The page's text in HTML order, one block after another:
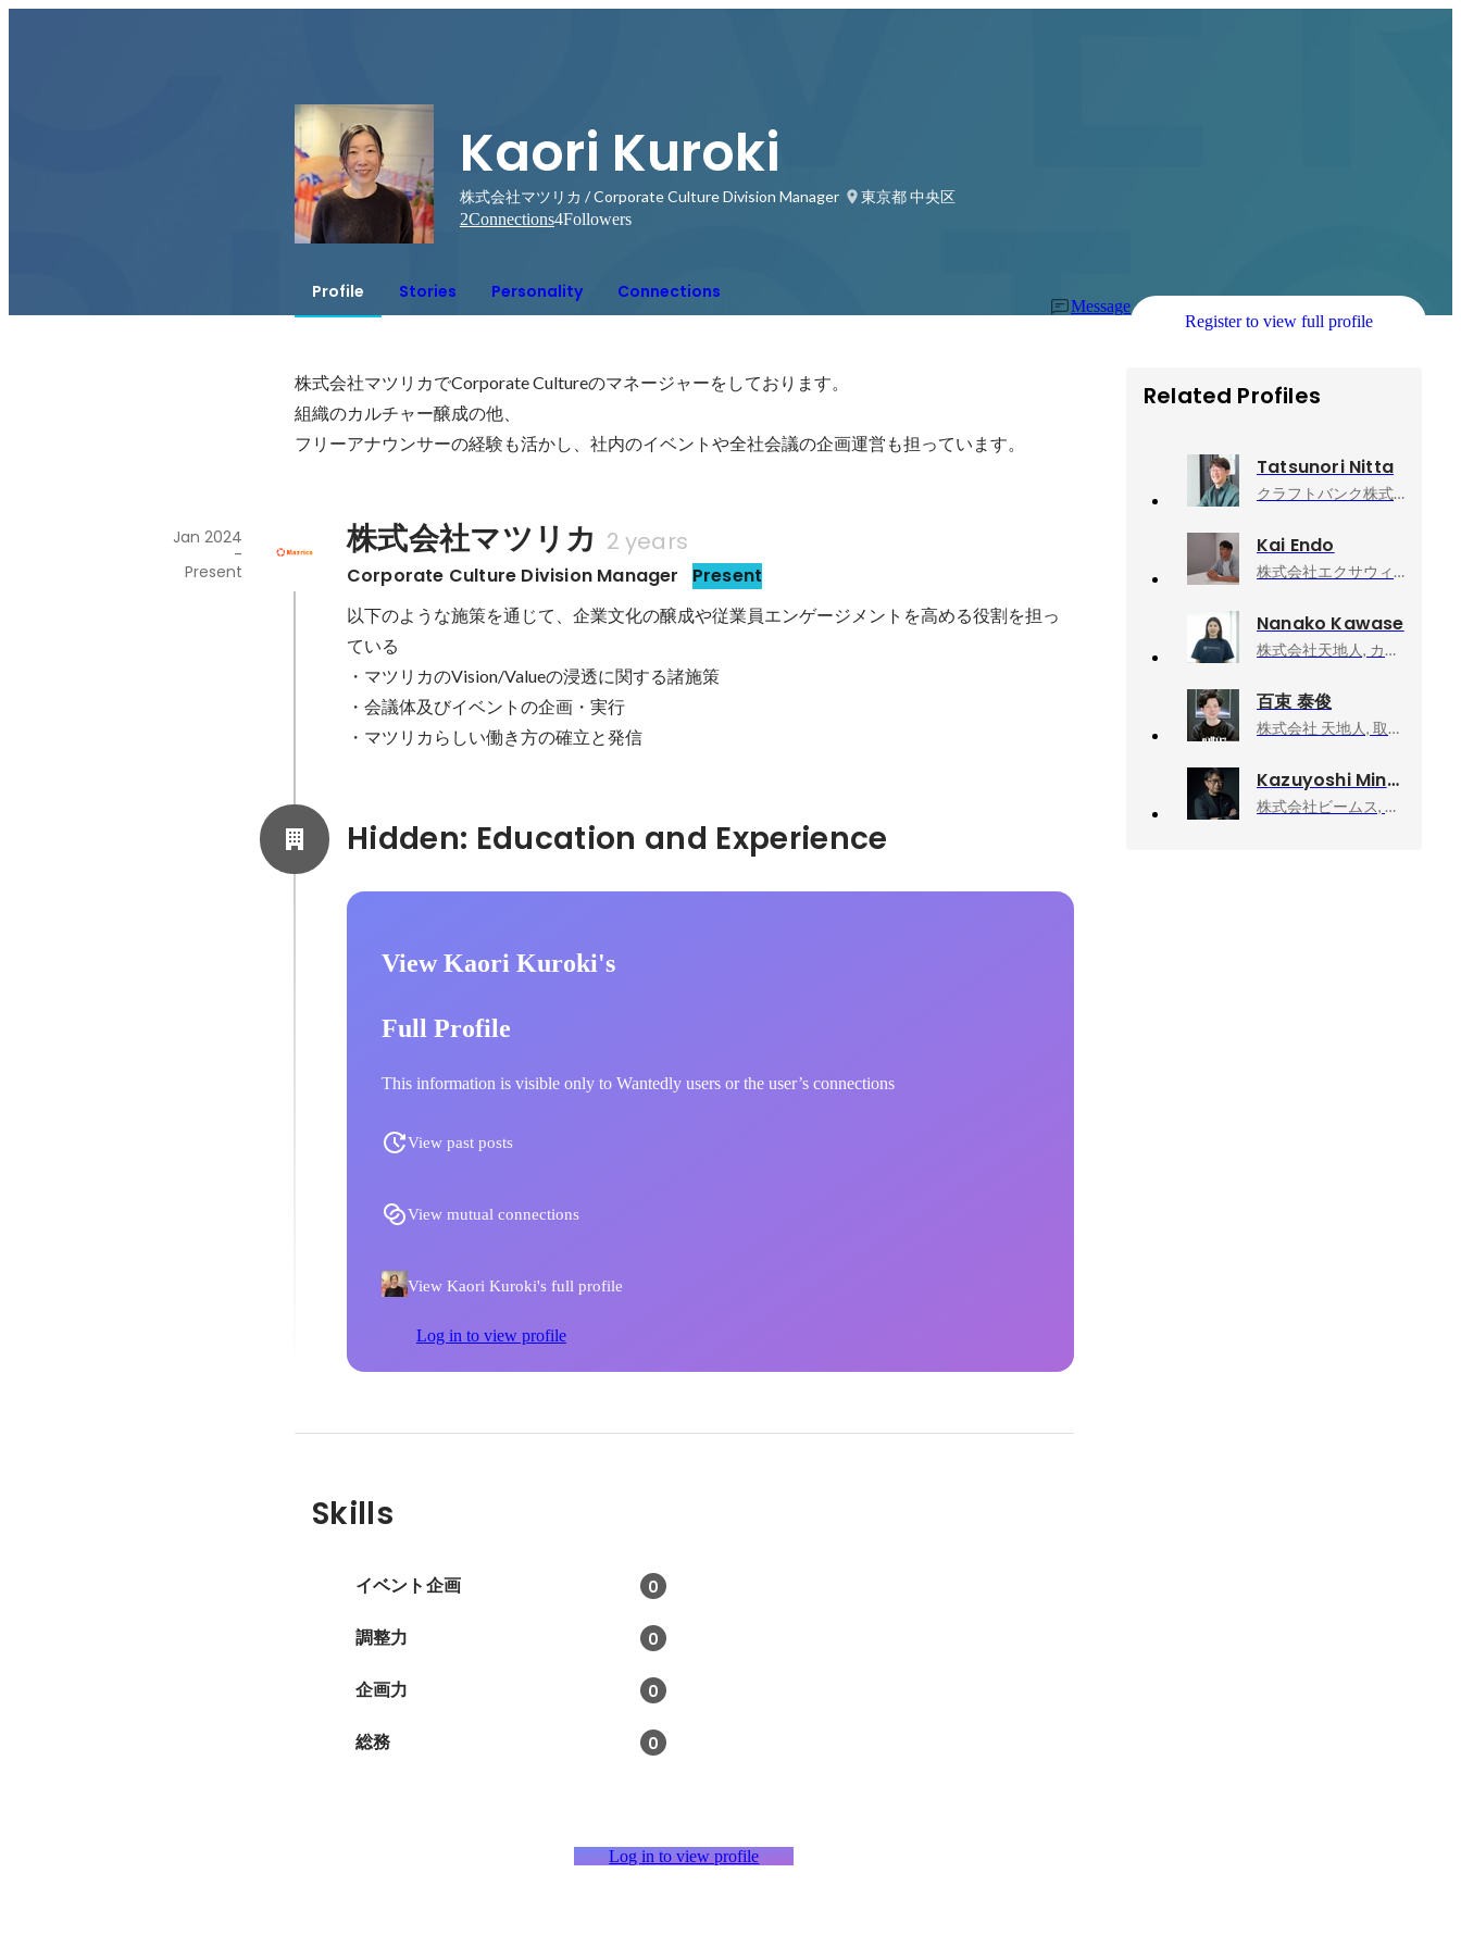
Kaori Kuroki
株式会社マツリカ / Corporate Culture Division Manager
東京都 中央区
2Connections4Followers
Profile Stories Personality Connections
Message
Register to view full profile
株式会社マツリカでCorporate Cultureのマネージャーをしております。
組織のカルチャー醸成の他、
株式会社マツリカ 2 years
Corporate Culture Division Manager Present
Jan 2024
-
Present
以下のような施策を通じて、企業文化の醸成や従業員エンゲージメントを高める役割を担っ
ている
・マツリカのVision/Valueの浸透に関する諸施策
・会議体及びイベントの企画・実行
・マツリカらしい働き方の確立と発信
View Kaori Kuroki's
Full Profile
This information is visible only to Wantedly users or the user’s connections
View past posts
View mutual connections
View Kaori Kuroki's full profile
Log in to view profile
Skills
イベント企画 0
調整力 0
企画力 0
総務 0
Log in to view profile
Related Profiles
Tatsunori Nitta
クラフトバンク株式会社, エンジニア
Kai Endo
株式会社エクサウィザーズ, 新卒採用 兼 新規サービス企画
Nanako Kawase
株式会社天地人, カルチャー＆リレーションズ部
百束 泰俊
株式会社 天地人, 取締役副社長／CSTO：Cheif Satellite Technology Officer
Kazuyoshi Minamimagoe
株式会社ビームス, ディレクターズルーム エグゼクティブディレクター